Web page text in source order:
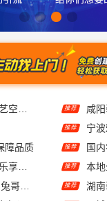
品质
性价比房子整装空间布局上门服务-浙江乐享新材料有限公司
工业园区旧房翻新老破小拎包入住_苏州兔哥哥智装新材料有限公司全包服务
省心
推荐 宁
推荐
推荐
推荐
推荐